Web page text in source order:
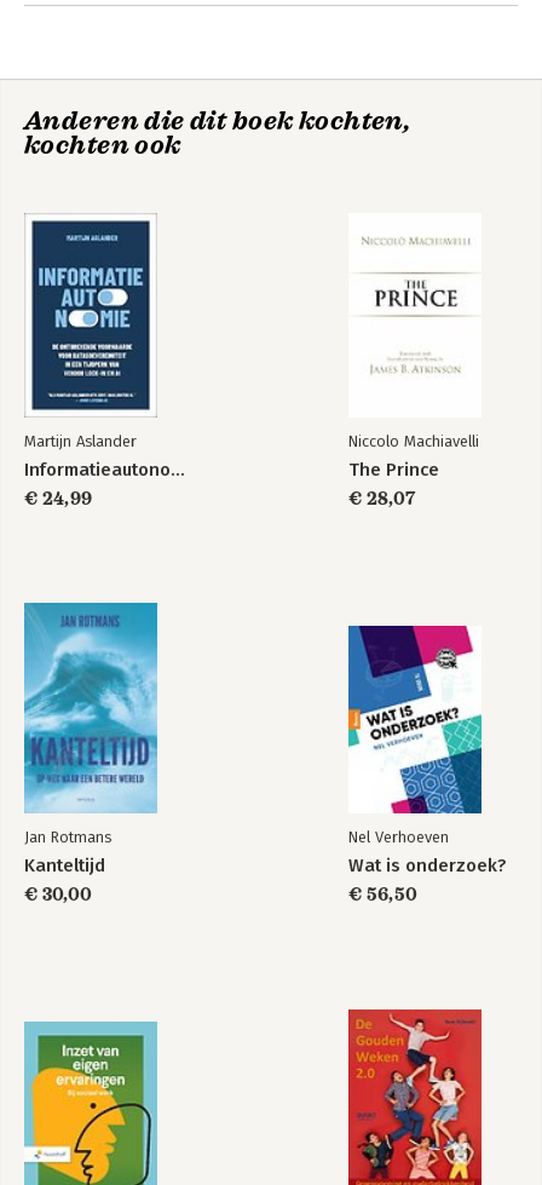
De stad uit
Bekijk alle boeken
Anderen die dit boek kochten,
kochten ook
Martijn Aslander
Informatieautonomie
€ 24,99
Niccolo Machiavelli
The Prince
€ 28,07
Jan Rotmans
Kanteltijd
€ 30,00
Nel Verhoeven
Wat is onderzoek?
€ 56,50